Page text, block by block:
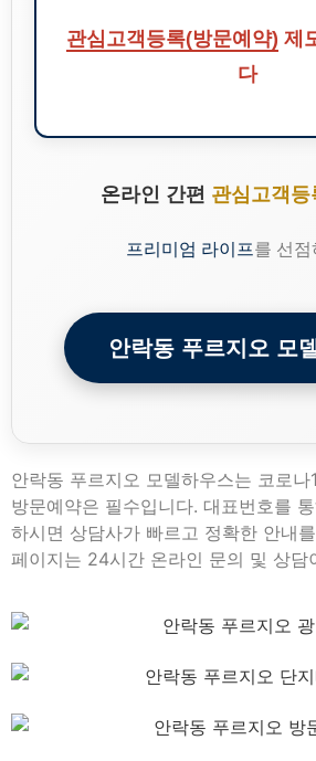
관심고객등록(방문예약) 제
다
온라인 간편 관심고객등
프리미엄 라이프를 선점
안락동 푸르지오 모
안락동 푸르지오 모델하우스는 코로
방문예약은 필수입니다. 대표번호를
하시면 상담사가 빠르고 정확한 안내
페이지는 24시간 온라인 문의 및 상담